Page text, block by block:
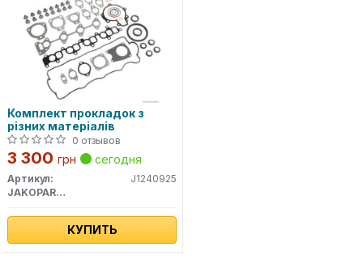
Комплект прокладок з
різних матеріалів
0 отзывов
3 300 грн сегодня
Артикул:
J1240925
JAKOPARTS
КУПИТЬ